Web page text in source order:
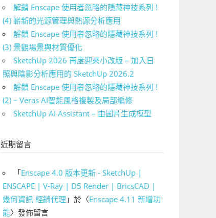
解鎖 Enscape 使用者忽略的隱藏神技系列 !
(4) 嶄新的光源管理與熱源分析應用
解鎖 Enscape 使用者忽略的隱藏神技系列 !
(3) 景觀場景與材質優化
SketchUp 2026 再度迎來小改版 – 加入日
照與陰影分析應用的 SketchUp 2026.2
解鎖 Enscape 使用者忽略的隱藏神技系列 !
(2) – Veras AI智能風格複製及局部編修
SketchUp AI Assistant – 由圖片生成模型
近期留言
「Enscape 4.0 版本更新 - SketchUp |
ENSCAPE | V-Ray | D5 Render | BricsCAD |
幾何資訊 經銷代理 」於〈Enscape 4.11 新增功
能〉發佈留言